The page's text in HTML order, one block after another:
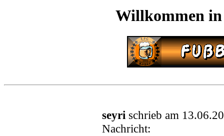
Willkommen
seyri schrieb am
Nachricht: